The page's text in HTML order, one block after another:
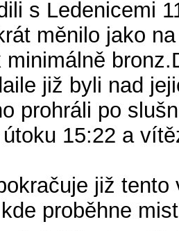
s Ledenicemi
měnilo jako
již byli nad
prohráli po
15:22 a
již tento
proběhne